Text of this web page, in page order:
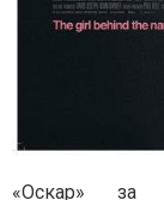
«Оскар» за